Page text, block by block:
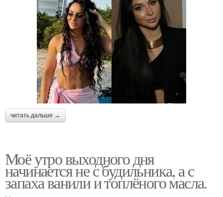
читать дальше →
Моё утро выходного дня
начинается не с будильника, а с
запаха ванили и топлёного масла.